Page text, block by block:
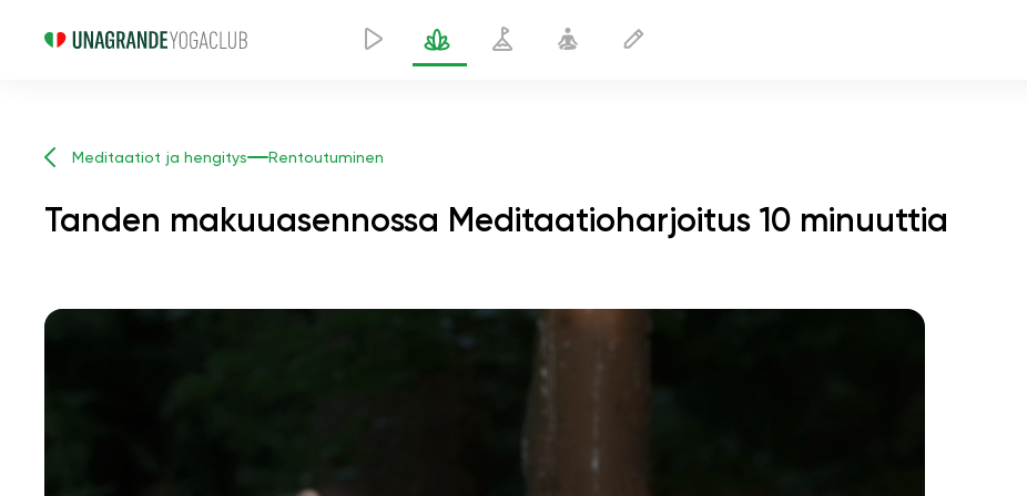
Meditaatiot ja hengitys Rentoutuminen
Tanden makuuasennossa Meditaatioharjoitus 10 minuuttia
sisäinen rauha